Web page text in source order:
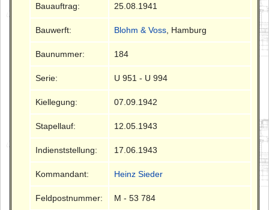
Bauauftrag: 25.08.1941
Bauwerft: Blohm & Voss , Hamburg
Baunummer: 184
Serie: U 951 - U 994
Kiellegung: 07.09.1942
Stapellauf: 12.05.1943
Indienststellung: 17.06.1943
Kommandant: Heinz Sieder
Feldpostnummer: M - 53 784